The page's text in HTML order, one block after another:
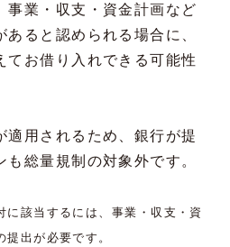
事業・収支・資金計画など
ると認められる場合に、
てお借り入れできる可能性
適用されるため、銀行が提
総量規制の対象外です。
に該当するには、事業・収支・資
出が必要です。